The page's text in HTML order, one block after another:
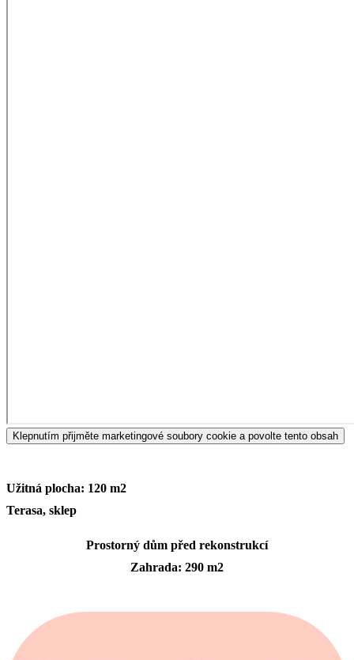
Klepnutím přijměte marketingové soubory cookie a povolte tento obsah
Užitná plocha: 120 m2
Terasa, sklep
Prostorný dům před rekonstrukcí
Zahrada: 290 m2